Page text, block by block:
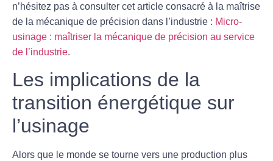
n’hésitez pas à consulter cet article consacré à la maîtrise
de la mécanique de précision dans l’industrie : Micro-
usinage : maîtriser la mécanique de précision au service
de l’industrie.
Les implications de la
transition énergétique sur
l’usinage
Alors que le monde se tourne vers une production plus